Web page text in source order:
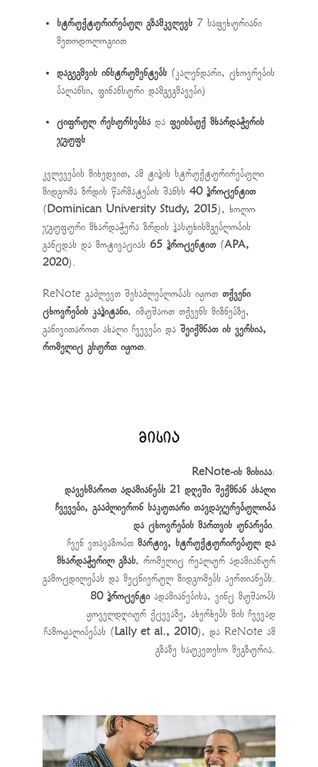
სტრუქტურირებულ გზამკვლევს7 საფეხურიანი
მეთოდოლოგიით
დაგეგმვის ინსტრუმენტებს(კალენდარი, ცხოვრების
ბალანსი, ფინანსური დამგეგმავები)
ციფრულ რესურსებსა და ფეისბუქ მხარდაჭერის
ჯგუფს
კვლევების მიხედვით, ამ ტიპის სტრუქტურირებული
მიდგომა ზრდის წარმატების შანსს 40 პროცენტით
(Dominican University Study, 2015), ხოლო
ჯგუფური მხარდაჭერა ზრდის პასუხისმგებლობის
განცდას და მოტივაციას 65 პროცენტით(APA,
2020).
ReNote გაძლევთ შესაძლებლობას იყოთ თქვენი
ცხოვრების კაპიტანი, იმუშაოთ თქვენს მიზნებზე,
განივითაროთ ახალი ჩვევები და შეიქმნათ ის ვერსია,
რომელიც გსურთ იყოთ.
მისია
ReNote-ის მისიაა:
დავეხმაროთ ადამიანებს 21 დღეში შექმნან ახალი
ჩვევები, გააძლიერონ საკუთარი თავდაჯერებულობა
და ცხოვრების მართვის უნარები.
ჩვენ ვთავაზობთ მარტივ, სტრუქტურირებულ და
მხარდაჭერილ გზას, რომელიც რეალურ ადამიანურ
გამოცდილებას და მეცნიერულ მიდგომებს აერთიანებს.
80 პროცენტიადამიანებისა, ვინც მუშაობს
ყოველდღიურ ქცევაზე, ახერხებს მის ჩვევად
ჩამოყალიბებას (Lally et al., 2010), და ReNote ამ
გზაზე საუკეთესო მეგზურია.